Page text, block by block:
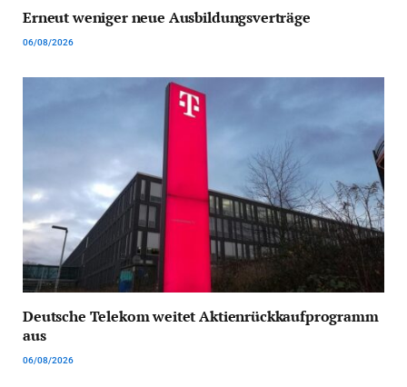
Erneut weniger neue Ausbildungsverträge
06/08/2026
Deutsche Telekom weitet Aktienrückkaufprogramm
aus
06/08/2026